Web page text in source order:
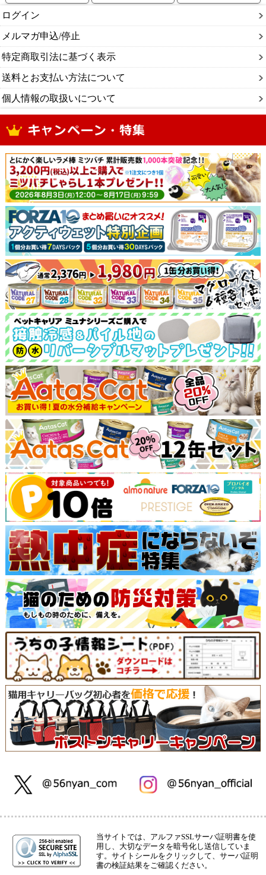
ログイン
メルマガ申込/停止
特定商取引法に基づく表示
送料とお支払い方法について
個人情報の取扱いについて
当サイトでは、アルファSSLサーバ証明書を使
用し、大切なデータを暗号化し送信していま
す。サイトシールをクリックして、サーバ証明
書の検証結果をご確認ください。